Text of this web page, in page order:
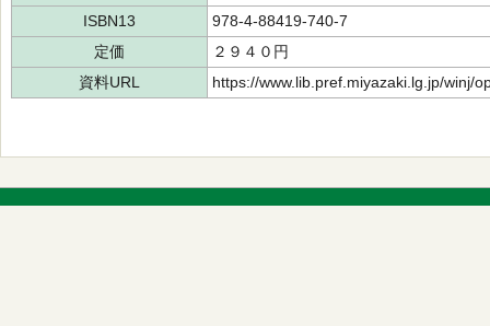
ISBN13
978-4-88419-740-7
定価
２９４０円
資料URL
https://www.lib.pref.miyazaki.lg.jp/winj/